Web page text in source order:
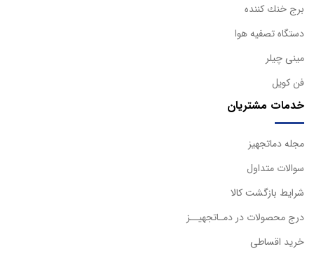
برج خنك كننده
دستگاه تصفيه هوا
مینی چیلر
فن کویل
خدمات مشتریان
مجله دماتجهیز
سوالات متداول
شرایط بازگشت کالا
درج محصولات در دمـاتجهیــز
خرید اقساطی